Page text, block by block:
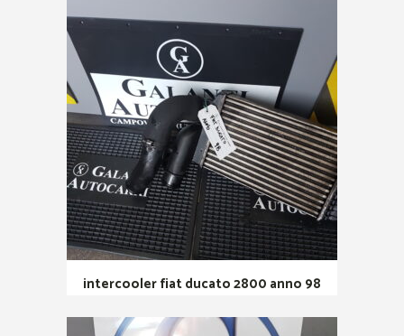
intercooler fiat ducato 2800 anno 98